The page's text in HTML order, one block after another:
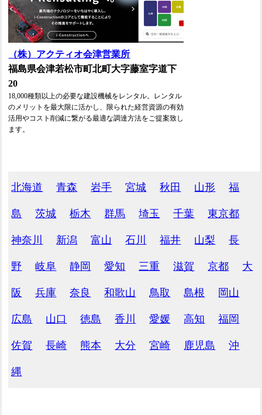
（株）アクティオ会津営業所
福島県会津若松市町北町大字藤室字道下
20
18,000種類以上の必要な建設機械をレンタル。レンタル
のメリットを最大限に活かし、限られた経営資源の有効
活用やコスト削減に繋がる最適な調達方法をご提案致し
ます。
北海道 青森 岩手 宮城 秋田 山形 福
島 茨城 栃木 群馬 埼玉 千葉 東京都
神奈川 新潟 富山 石川 福井 山梨 長
野 岐阜 静岡 愛知 三重 滋賀 京都 大
阪 兵庫 奈良 和歌山 鳥取 島根 岡山
広島 山口 徳島 香川 愛媛 高知 福岡
佐賀 長崎 熊本 大分 宮崎 鹿児島 沖
縄